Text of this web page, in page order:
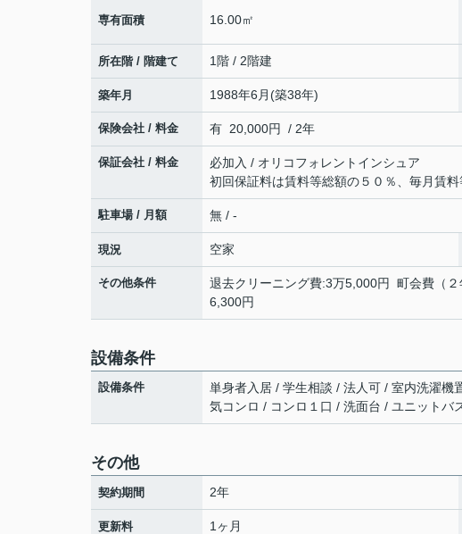
専有面積 16.00㎡
所在階 / 階建て 1階 / 2階建
築年月 1988年6月(築38年)
保険会社 / 料金 有 20,000円 / 2年
保証会社 / 料金
必加入 / オリコフォレントインシュア
初回保証料は賃料等総額の５０％、毎月賃料
駐車場 / 月額 無 / -
現況 空家
その他条件
退去クリーニング費:3万5,000円 町会費（
6,300円
設備条件
設備条件
単身者入居 / 学生相談 / 法人可 / 室内洗濯
気コンロ / コンロ１口 / 洗面台 / ユニットバ
その他
契約期間 2年
更新料 1ヶ月